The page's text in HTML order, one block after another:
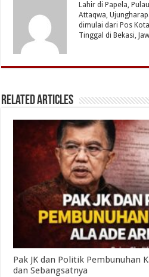
Lahir di Papela,
Attaqwa,
dimulai dari Pos
Tinggal di Bekasi,
Related Articles
Pak JK dan Politik Pembunuhan
dan Sebangsatnya